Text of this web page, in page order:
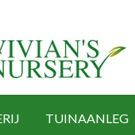
TUINAANLEG